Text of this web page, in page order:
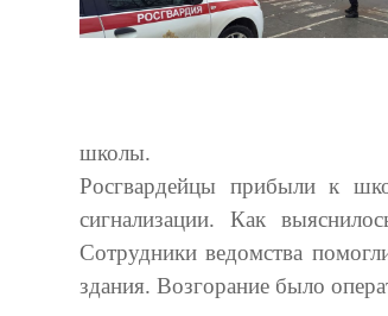
школы.
Росгвардейцы прибыли к
сигнализации. Как
Сотрудники ведомства
здания. Возгорание было